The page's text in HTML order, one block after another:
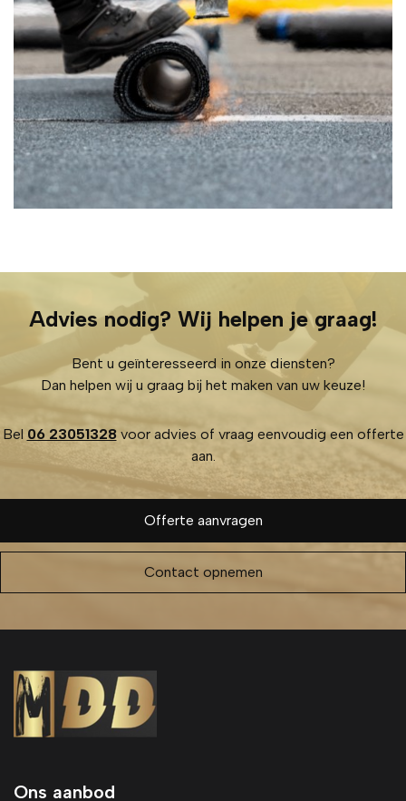
Advies nodig? Wij helpen je graag!
Bent u geïnteresseerd in onze diensten?
Dan helpen wij u graag bij het maken van uw keuze!
Bel 06 23051328voor advies of vraag eenvoudig een offerte
aan.
Offerte aanvragen
Contact opnemen
Ons aanbod